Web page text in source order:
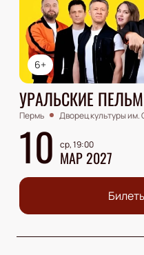
6+
УРАЛЬСКИЕ
Пермь Дворец культуры им.
10 ср, 19:00
МАР 2027